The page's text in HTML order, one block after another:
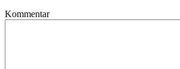
Kommentar